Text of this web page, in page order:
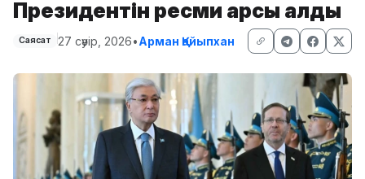
Президентін ресми қарсы алды
Саясат 27 сәуір, 2026•Арман Қайыпхан